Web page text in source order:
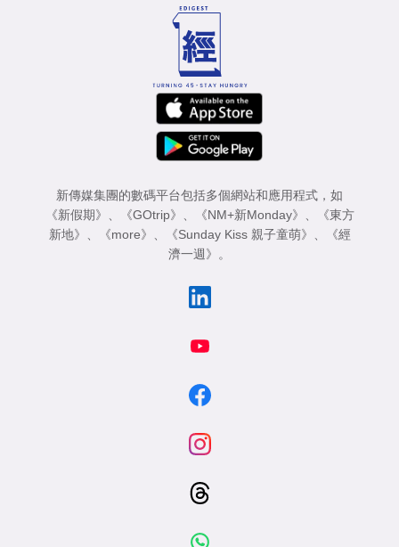
新傳媒集團的數碼平台包括多個網站和應用程式，如
《新假期》
《GOtrip》 《NM+新Monday》
《東方
新地》
《more》 《Sunday Kiss 親子童萌》
《經
濟一週》
。